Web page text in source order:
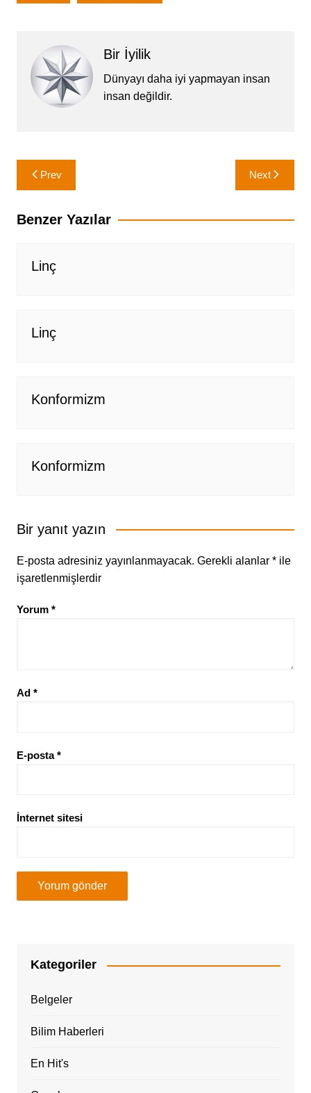
Bir İyilik
Dünyayı daha iyi yapmayan insan
insan değildir.
Yazı
gezinmesi
Prev Next
Benzer Yazılar
Linç
Linç
Konformizm
Konformizm
Bir yanıt yazın
E-posta adresiniz yayınlanmayacak. Gerekli alanlar *ile
işaretlenmişlerdir
Yorum *
Ad *
E-posta*
İnternet sitesi
Kategoriler
Belgeler
Bilim Haberleri
En Hit's